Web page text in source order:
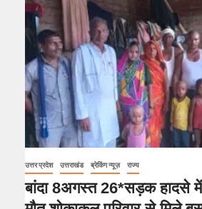
उत्तर प्रदेश उत्तराखंड ब्रेकिंग न्यूज़ राज्य
बांदा 8अगस्त 26*सड़क हादसे